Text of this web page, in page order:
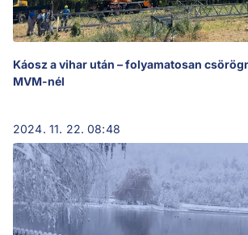
Káosz a vihar után – folyamatosan
MVM-nél
2024. 11. 22. 08:48